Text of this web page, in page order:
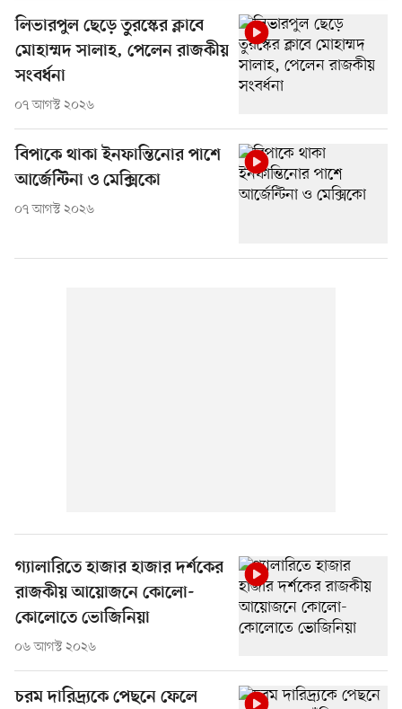
লিভারপুল ছেড়ে তুরস্কের ক্লাবে
মোহাম্মদ সালাহ, পেলেন রাজকীয়
সংবর্ধনা
০৭ আগস্ট ২০২৬
বিপাকে থাকা ইনফান্তিনোর পাশে
আর্জেন্টিনা ও মেক্সিকো
০৭ আগস্ট ২০২৬
গ্যালারিতে হাজার হাজার দর্শকের
রাজকীয় আয়োজনে কোলো-
কোলোতে ভোজিনিয়া
০৬ আগস্ট ২০২৬
চরম দারিদ্র্যকে পেছনে ফেলে